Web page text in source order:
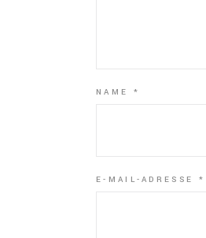
NAME *
E-MAIL-ADRESSE *